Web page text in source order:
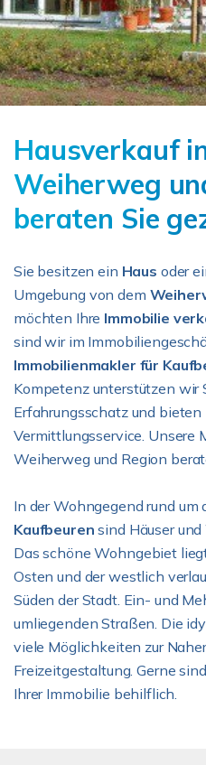
Hausverkauf
Weiherweg
beraten Sie
Sie besitzen ein Haus oder
Umgebung von dem
möchten Ihre Immobilie
sind wir im
Immobilienmakler für
Kompetenz unterstützen wir
Erfahrungsschatz und
Vermittlungsservice. Unsere
Weiherweg und Region
In der Wohngegend rund um
Kaufbeurensind Häuser
Das schöne Wohngebiet
Osten und der westlich
Süden der Stadt. Ein- und
umliegenden Straßen. Die
viele Möglichkeiten zur
Freizeitgestaltung. Gerne
Ihrer Immobilie behilflich.